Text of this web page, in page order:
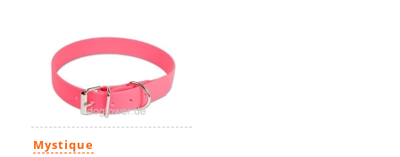
Mystique